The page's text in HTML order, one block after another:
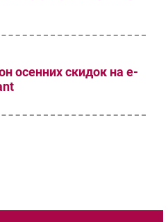
осенних скидок на e-